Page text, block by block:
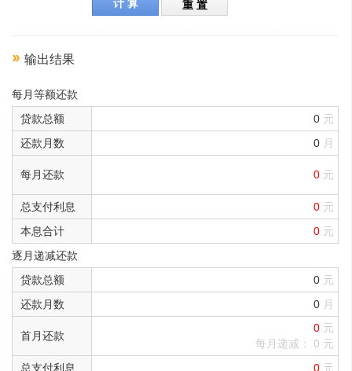
计 算 重 置
输出结果
每月等额还款
贷款总额
0 元
还款月数
0 月
每月还款 0 元
总支付利息 0 元
本息合计
0 元
逐月递减还款
贷款总额
0 元
还款月数
0 月
首月还款
0 元
每月递减： 0 元
总支付利息
0 元